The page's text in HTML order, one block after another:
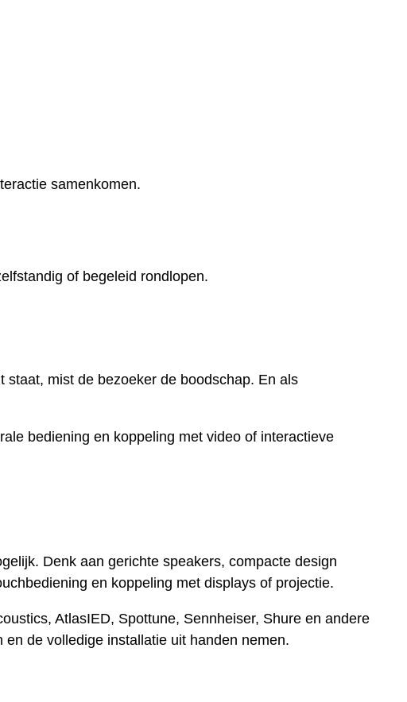
samenkomen.
of begeleid rondlopen.
mist de bezoeker de boodschap. En als
bediening en koppeling met video of interactieve
Denk aan gerichte speakers, compacte design
en koppeling met displays of projectie.
AtlasIED, Spottune, Sennheiser, Shure en andere
de volledige installatie uit handen nemen.